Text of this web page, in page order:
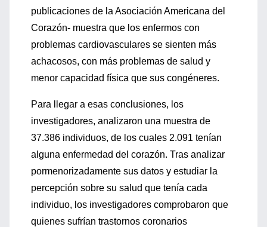
publicaciones de la Asociación Americana del
Corazón- muestra que los enfermos con
problemas cardiovasculares se sienten más
achacosos, con más problemas de salud y
menor capacidad física que sus congéneres.
Para llegar a esas conclusiones, los
investigadores, analizaron una muestra de
37.386 individuos, de los cuales 2.091 tenían
alguna enfermedad del corazón. Tras analizar
pormenorizadamente sus datos y estudiar la
percepción sobre su salud que tenía cada
individuo, los investigadores comprobaron que
quienes sufrían trastornos coronarios